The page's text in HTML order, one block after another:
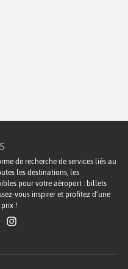
de recherche de services liés au
les destinations, les
pour votre aéroport : billets
vous inspirer et profitez d’une
!